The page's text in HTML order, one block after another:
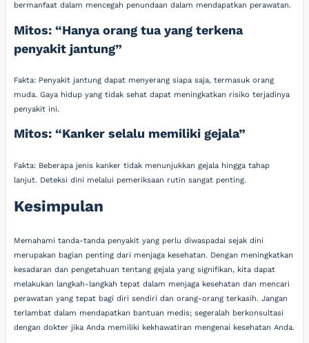
bermanfaat dalam mencegah penundaan dalam mendapatkan perawatan.
Mitos: “Hanya orang tua yang terkena
penyakit jantung”
Fakta: Penyakit jantung dapat menyerang siapa saja, termasuk orang
muda. Gaya hidup yang tidak sehat dapat meningkatkan risiko terjadinya
penyakit ini.
Mitos: “Kanker selalu memiliki gejala”
Fakta: Beberapa jenis kanker tidak menunjukkan gejala hingga tahap
lanjut. Deteksi dini melalui pemeriksaan rutin sangat penting.
Kesimpulan
Memahami tanda-tanda penyakit yang perlu diwaspadai sejak dini
merupakan bagian penting dari menjaga kesehatan. Dengan meningkatkan
kesadaran dan pengetahuan tentang gejala yang signifikan, kita dapat
melakukan langkah-langkah tepat dalam menjaga kesehatan dan mencari
perawatan yang tepat bagi diri sendiri dan orang-orang terkasih. Jangan
terlambat dalam mendapatkan bantuan medis; segeralah berkonsultasi
dengan dokter jika Anda memiliki kekhawatiran mengenai kesehatan Anda.